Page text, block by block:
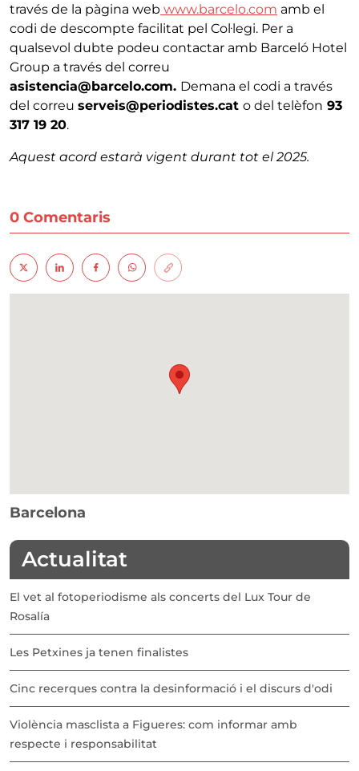
través de la pàgina web www.barcelo.com amb el
codi de descompte facilitat pel Col·legi. Per a
qualsevol dubte podeu contactar amb Barceló Hotel
Group a través del correu
asistencia@barcelo.com. Demana el codi a través
del correu serveis@periodistes.cat o del telèfon 93
317 19 20.
Aquest acord estarà vigent durant tot el 2025.
0 Comentaris
Barcelona
Actualitat
El vet al fotoperiodisme als concerts del Lux Tour de
Rosalía
Les Petxines ja tenen finalistes
Cinc recerques contra la desinformació i el discurs d'odi
Violència masclista a Figueres: com informar amb
respecte i responsabilitat